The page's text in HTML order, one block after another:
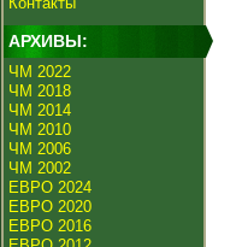
АРХИВЫ:
ЧМ 2022
ЧМ 2018
ЧМ 2014
ЧМ 2010
ЧМ 2006
ЧМ 2002
ЕВРО 2024
ЕВРО 2020
ЕВРО 2016